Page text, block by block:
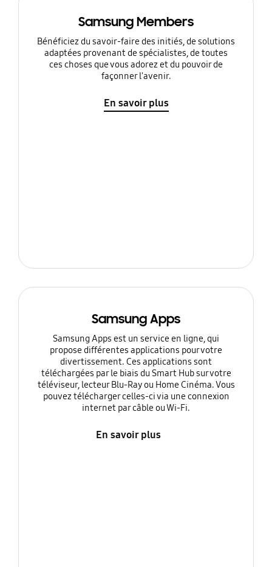
Samsung Members
Bénéficiez du savoir-faire des initiés, de solutions
adaptées provenant de spécialistes, de toutes
ces choses que vous adorez et du pouvoir de
façonner l'avenir.
En savoir plus
Samsung Apps
Samsung Apps est un service en ligne, qui
propose différentes applications pour votre
divertissement. Ces applications sont
téléchargées par le biais du Smart Hub sur votre
téléviseur, lecteur Blu-Ray ou Home Cinéma. Vous
pouvez télécharger celles-ci via une connexion
internet par câble ou Wi-Fi.
En savoir plus